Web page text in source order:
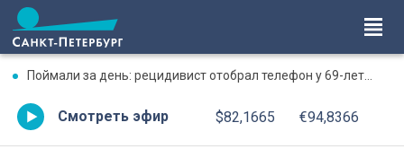
Поймали за день: рецидивист отобрал телефон у 69-летней бабушки
Смотреть эфир $82,1665 €94,8366